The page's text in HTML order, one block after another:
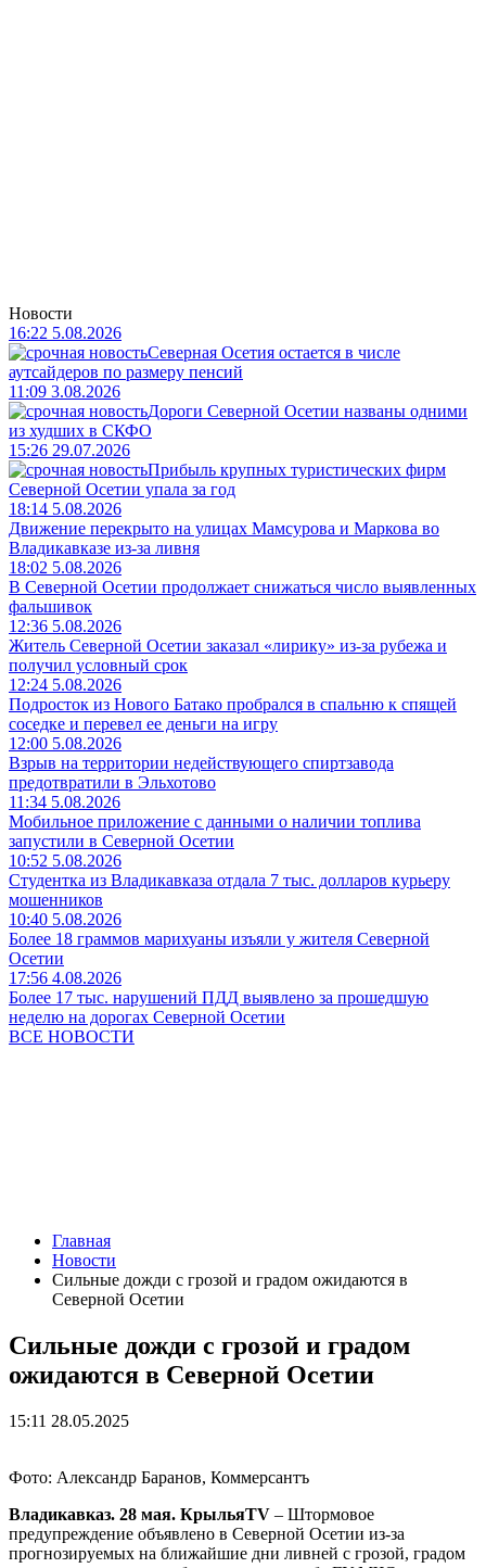
Новости
16:22 5.08.2026
Северная Осетия остается в числе
аутсайдеров по размеру пенсий
11:09 3.08.2026
Дороги Северной Осетии названы одними
из худших в СКФО
15:26 29.07.2026
Прибыль крупных туристических фирм
Северной Осетии упала за год
18:14 5.08.2026
Движение перекрыто на улицах Мамсурова и Маркова во
Владикавказе из-за ливня
18:02 5.08.2026
В Северной Осетии продолжает снижаться число выявленных
фальшивок
12:36 5.08.2026
Житель Северной Осетии заказал «лирику» из-за рубежа и
получил условный срок
12:24 5.08.2026
Подросток из Нового Батако пробрался в спальню к спящей
соседке и перевел ее деньги на игру
12:00 5.08.2026
Взрыв на территории недействующего спиртзавода
предотвратили в Эльхотово
11:34 5.08.2026
Мобильное приложение с данными о наличии топлива
запустили в Северной Осетии
10:52 5.08.2026
Студентка из Владикавказа отдала 7 тыс. долларов курьеру
мошенников
10:40 5.08.2026
Более 18 граммов марихуаны изъяли у жителя Северной
Осетии
17:56 4.08.2026
Более 17 тыс. нарушений ПДД выявлено за прошедшую
неделю на дорогах Северной Осетии
ВСЕ НОВОСТИ
Главная
Новости
Сильные дожди с грозой и градом ожидаются в
Северной Осетии
Сильные дожди с грозой и градом
ожидаются в Северной Осетии
15:11 28.05.2025
Фото: Александр Баранов, Коммерсантъ
Владикавказ. 28 мая. КрыльяTV – Штормовое
предупреждение объявлено в Северной Осетии из-за
прогнозируемых на ближайшие дни ливней с грозой, градом